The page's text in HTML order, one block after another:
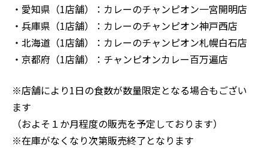
・愛知県（1店舗）：カレーのチャンピオン一宮開明店
・兵庫県（1店舗）：カレーのチャンピオン神戸西店
・北海道（1店舗）：カレーのチャンピオン札幌白石店
・京都府（1店舗）：チャンピオンカレー百万遍店
※店舗により1日の食数が数量限定となる場合もござい
ます
（およそ１か月程度の販売を予定しております）
※在庫がなくなり次第販売終了となります